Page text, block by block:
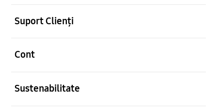
Suport Clienți
Cont
Sustenabilitate